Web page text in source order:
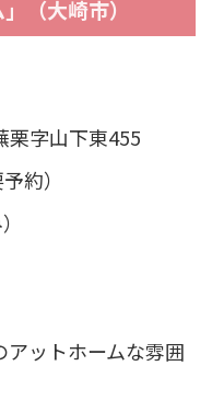
（大崎市）
栗字山下東455
約）
ットホームな雰囲